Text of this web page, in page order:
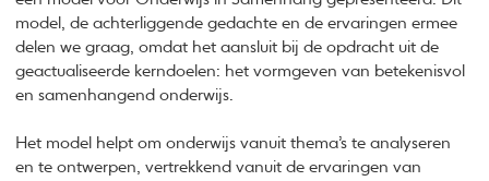
model, de achterliggende gedachte en de ervaringen ermee
delen we graag, omdat het aansluit bij de opdracht uit de
geactualiseerde kerndoelen: het vormgeven van betekenisvol
en samenhangend onderwijs.
Het model helpt om onderwijs vanuit thema’s te analyseren
en te ontwerpen, vertrekkend vanuit de ervaringen van